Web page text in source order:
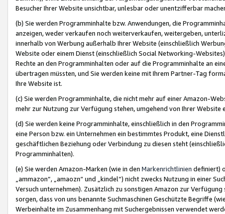
Besucher Ihrer Website unsichtbar, unlesbar oder unentzifferbar
(b) Sie werden Programminhalte bzw. Anwendungen, die
anzeigen, weder verkaufen noch weiterverkaufen, weitergeben,
innerhalb von Werbung außerhalb Ihrer Website (einschließlich
Website oder einem Dienst (einschließlich Social Networking-
Rechte an den Programminhalten oder auf die Programminhalte an
übertragen müssten, und Sie werden keine mit Ihrem Partner-Tag
Ihre Website ist.
(c) Sie werden Programminhalte, die nicht mehr auf einer Amazon-
mehr zur Nutzung zur Verfügung stehen, umgehend von Ihrer
(d) Sie werden keine Programminhalte, einschließlich in den
eine Person bzw. ein Unternehmen ein bestimmtes Produkt, eine
geschäftlichen Beziehung oder Verbindung zu diesen steht
Programminhalten).
(e) Sie werden Amazon-Marken (wie in den Markenrichtlinien definiert)
„ammazon“, „amaozn“ und „kindel“) nicht zwecks Nutzung in einer
Versuch unternehmen). Zusätzlich zu sonstigen Amazon zur
sorgen, dass von uns benannte Suchmaschinen Geschützte Begriffe
Werbeinhalte im Zusammenhang mit Suchergebnissen verwendet